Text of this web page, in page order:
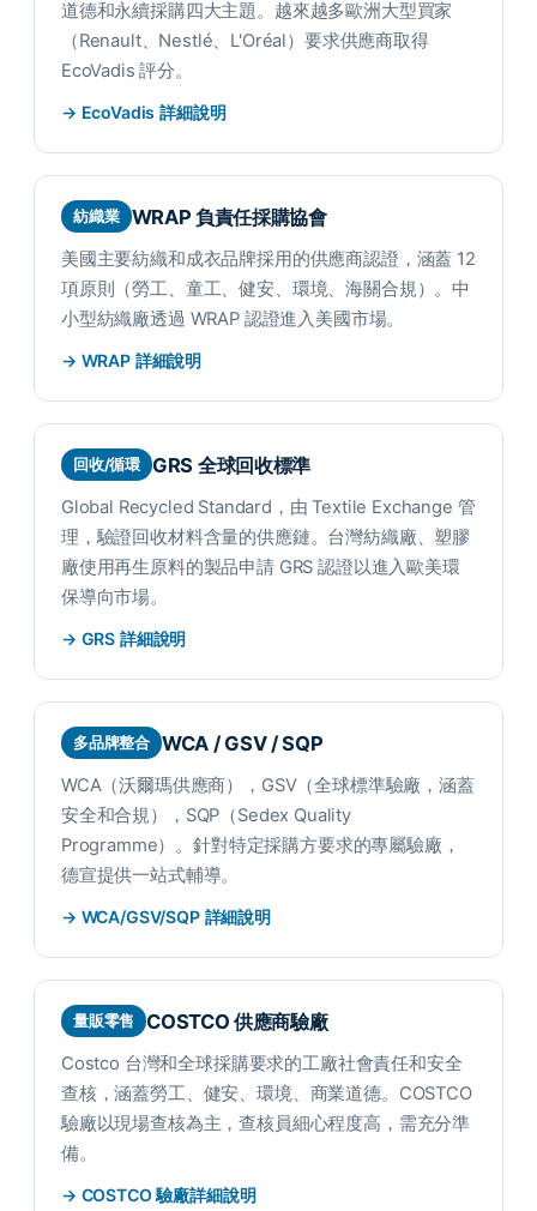
道德和永續採購四大主題。越來越多歐洲大型買家
（Renault、Nestlé、L'Oréal）要求供應商取得
EcoVadis 評分。
→ EcoVadis 詳細說明
紡織業 WRAP 負責任採購協會
美國主要紡織和成衣品牌採用的供應商認證，涵蓋 12
項原則（勞工、童工、健安、環境、海關合規）。中
小型紡織廠透過 WRAP 認證進入美國市場。
→ WRAP 詳細說明
回收/循環 GRS 全球回收標準
Global Recycled Standard，由 Textile Exchange 管
理，驗證回收材料含量的供應鏈。台灣紡織廠、塑膠
廠使用再生原料的製品申請 GRS 認證以進入歐美環
保導向市場。
→ GRS 詳細說明
多品牌整合 WCA / GSV / SQP
WCA（沃爾瑪供應商），GSV（全球標準驗廠，涵蓋
安全和合規），SQP（Sedex Quality
Programme）。針對特定採購方要求的專屬驗廠，
德宣提供一站式輔導。
→ WCA/GSV/SQP 詳細說明
量販零售 COSTCO 供應商驗廠
Costco 台灣和全球採購要求的工廠社會責任和安全
查核，涵蓋勞工、健安、環境、商業道德。COSTCO
驗廠以現場查核為主，查核員細心程度高，需充分準
備。
→ COSTCO 驗廠詳細說明